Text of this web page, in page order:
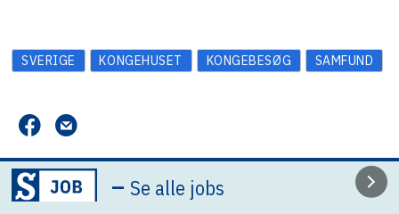
SVERIGE KONGEHUSET KONGEBESØG SAMFUND
–Se alle jobs